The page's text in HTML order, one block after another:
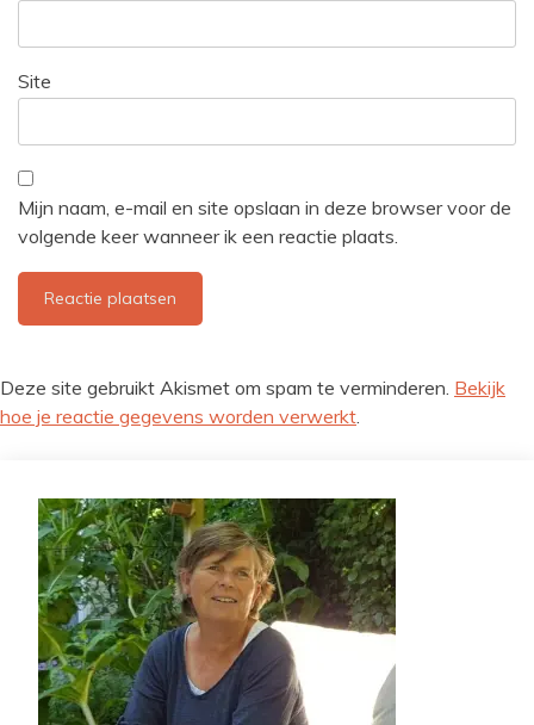
Site
Mijn naam, e-mail en site opslaan in deze browser voor de
volgende keer wanneer ik een reactie plaats.
Deze site gebruikt Akismet om spam te verminderen. Bekijk
hoe je reactie gegevens worden verwerkt